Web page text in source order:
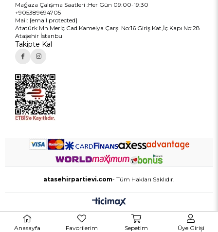
Mağaza Çalışma Saatleri :Her Gün 09:00-19:30
+905389694705
Mail: [email protected]
Atatürk Mh.Meriç Cad.Kamelya Çarşı No:16 Giriş Kat,İç Kapı No:28
Ataşehir İstanbul
Takipte Kal
atasehirpartievi.com- Tüm Hakları Saklıdır.
Anasayfa Favorilerim Sepetim Üye Girişi